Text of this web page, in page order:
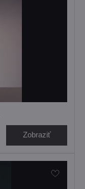
Zobraziť